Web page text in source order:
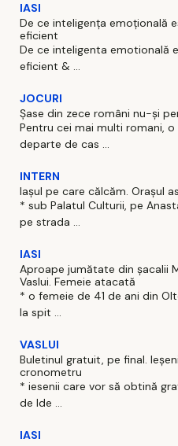
IASI
De ce inteligența emoțională
eficient
De ce inteligenta emotională
eficient & ...
JOCURI
Șase din zece români nu-și
Pentru cei mai multi romani,
departe de cas ...
INTERN
Iașul pe care călcăm. Orașul
* sub Palatul Culturii, pe
pe strada ...
IASI
Aproape jumătate din șacalii
Vaslui. Femeie atacată
* o femeie de 41 de ani din
la spit ...
VASLUI
Buletinul gratuit, pe final.
cronometru
* iesenii care vor să obtină
de Ide ...
IASI